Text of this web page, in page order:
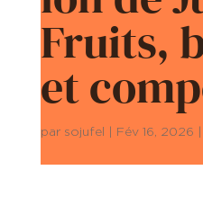
Fruits,
et
par sojufel Fév 16, 2026